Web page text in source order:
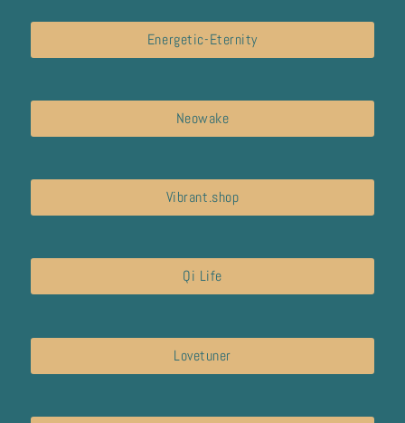
Energetic-Eternity
Neowake
Vibrant.shop
Qi Life
Lovetuner